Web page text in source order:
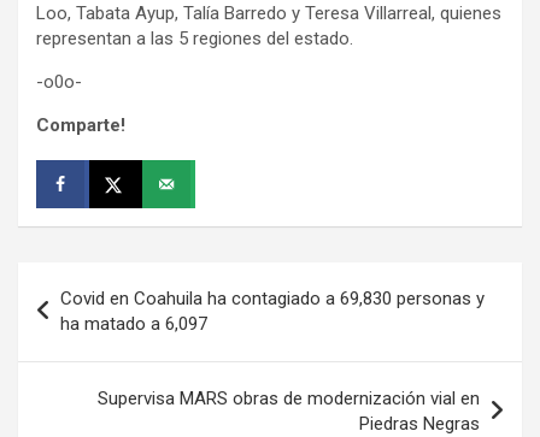
Loo, Tabata Ayup, Talía Barredo y Teresa Villarreal, quienes
representan a las 5 regiones del estado.
-o0o-
Comparte!
de
entradas
Covid en Coahuila ha contagiado a 69,830 personas y
ha matado a 6,097
Supervisa MARS obras de modernización vial en
Piedras Negras